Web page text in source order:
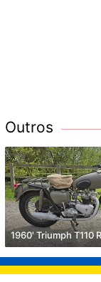
Outros
1960' Triumph T110